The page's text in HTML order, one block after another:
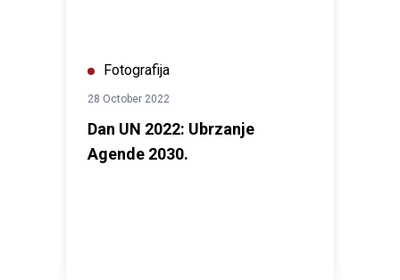
Fotografija
28 October 2022
Dan UN 2022: Ubrzanje
Agende 2030.